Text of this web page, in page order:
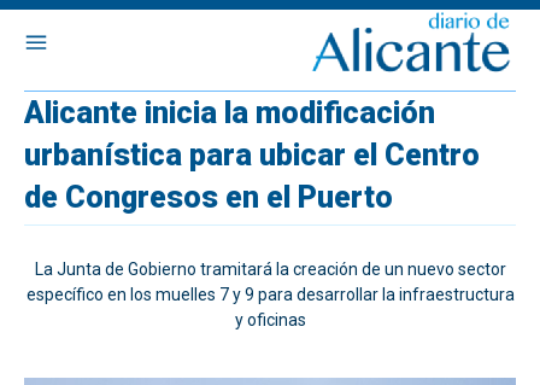
Alicante inicia la modificación
urbanística para ubicar el Centro
de Congresos en el Puerto
La Junta de Gobierno tramitará la creación de un nuevo sector
específico en los muelles 7 y 9 para desarrollar la infraestructura
y oficinas